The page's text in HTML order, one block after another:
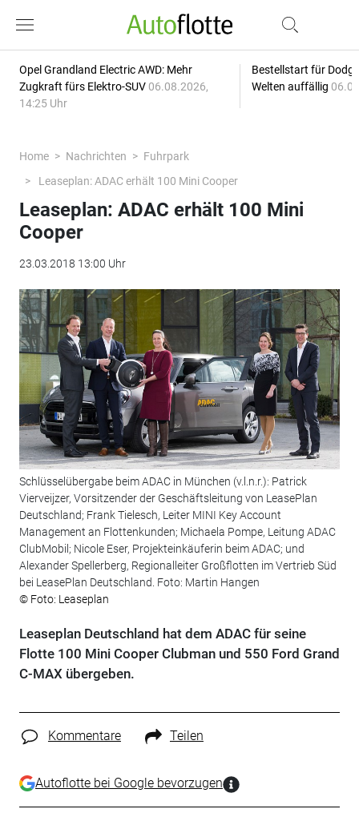
Opel Grandland Electric AWD: Mehr
Zugkraft fürs Elektro-SUV 06.08.2026,
14:25 Uhr
Bestellstart für
Welten auffällig
Home Nachrichten
Fuhrpark
Leaseplan: ADAC erhält 100 Mini Cooper
Leaseplan: ADAC erhält 100 Mini
Cooper
23.03.2018 13:00 Uhr
Schlüsselübergabe beim ADAC in München (v.l.n.r.): Patrick
Vierveijzer, Vorsitzender der Geschäftsleitung von LeasePlan
Deutschland; Frank Tielesch, Leiter MINI Key Account
Management an Flottenkunden; Michaela Pompe, Leitung ADAC
ClubMobil; Nicole Eser, Projekteinkäuferin beim ADAC; und
Alexander Spellerberg, Regionalleiter Großflotten im Vertrieb Süd
bei LeasePlan Deutschland. Foto: Martin Hangen
© Foto: Leaseplan
Leaseplan Deutschland hat dem ADAC für seine
Flotte 100 Mini Cooper Clubman und 550 Ford Grand
C-MAX übergeben.
Kommentare Teilen
Autoflotte bei Google bevorzugen